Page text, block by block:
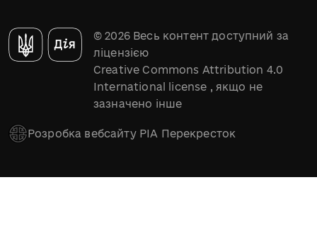
© 2026 Весь контент доступний за
ліцензією
Creative Commons Attribution 4.0
International license , якщо не
зазначено інше
Розробка вебсайту РІА Перекресток